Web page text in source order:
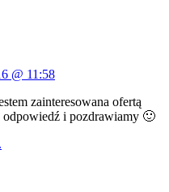
@ 11:58
zainteresowana ofertą
odpowiedź i pozdrawiamy 🙂